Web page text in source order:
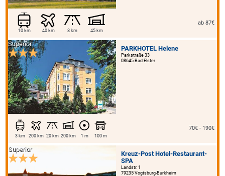
10 km 40 km 8 km 45 km
ab 87€
PARKHOTEL Helene
Parkstraße 33
08645 Bad Elster
Superior
3 km 200 km 20 km 200 km 1 m 100 m
70€ - 190€
Kreuz-Post Hotel-Restaurant-
SPA
Landstr. 1
79235 Vogtsburg-Burkheim
Superior